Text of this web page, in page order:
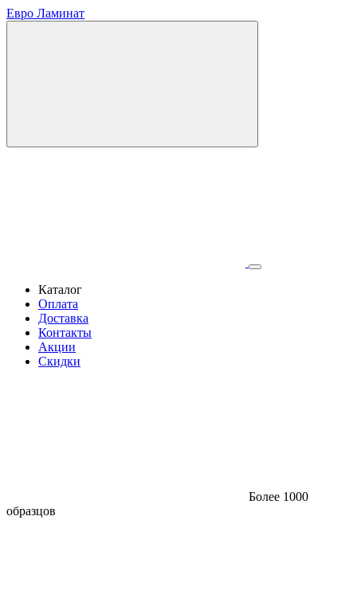
Евро Ламинат
Каталог
Оплата
Доставка
Контакты
Акции
Скидки
Более 1000
образцов